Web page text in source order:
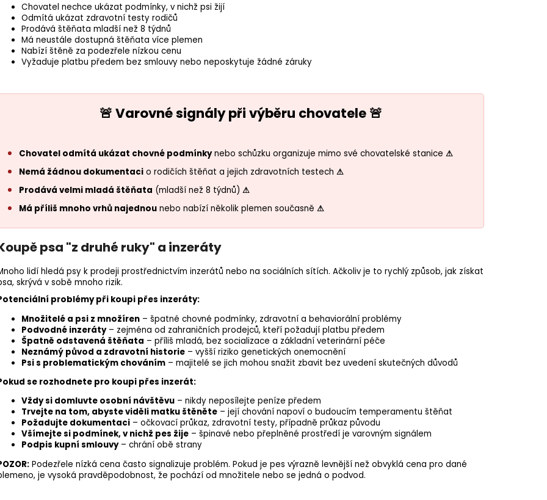
Chovatel nechce ukázat podmínky, v nichž psi žijí
Odmítá ukázat zdravotní testy rodičů
Prodává štěňata mladší než 8 týdnů
Má neustále dostupná štěňata více plemen
Nabízí štěně za podezřele nízkou cenu
Vyžaduje platbu předem bez smlouvy nebo neposkytuje žádné záruky
🚨 Varovné signály při výběru chovatele 🚨
Chovatel odmítá ukázat chovné podmínkynebo schůzku organizuje mimo své chovatelské stanice ⚠
Nemá žádnou dokumentaci o rodičích štěňat a jejich zdravotních testech ⚠
Prodává velmi mladá štěňata (mladší než 8 týdnů) ⚠
Má příliš mnoho vrhů najednou nebo nabízí několik plemen současně ⚠
psa "z druhé ruky" a inzeráty
lidí hledá psy k prodeji prostřednictvím inzerátů nebo na sociálních sítích. Ačkoliv je to rychlý způsob, jak získat
skrývá v sobě mnoho rizik.
problémy při koupi přes inzeráty:
Množitelé a psi z množíren – špatné chovné podmínky, zdravotní a behaviorální problémy
Podvodné inzeráty– zejména od zahraničních prodejců, kteří požadují platbu předem
Špatně odstavená štěňata – příliš mladá, bez socializace a základní veterinární péče
Neznámý původ a zdravotní historie – vyšší riziko genetických onemocnění
Psi s problematickým chováním – majitelé se jich mohou snažit zbavit bez uvedení skutečných důvodů
se rozhodnete pro koupi přes inzerát:
Vždy si domluvte osobní návštěvu – nikdy neposílejte peníze předem
Trvejte na tom, abyste viděli matku štěněte – její chování napoví o budoucím temperamentu štěňat
Požadujte dokumentaci – očkovací průkaz, zdravotní testy, případně průkaz původu
Všímejte si podmínek, v nichž pes žije – špinavé nebo přeplněné prostředí je varovným signálem
Podpis kupní smlouvy– chrání obě strany
Podezřele nízká cena často signalizuje problém. Pokud je pes výrazně levnější než obvyklá cena pro dané
je vysoká pravděpodobnost, že pochází od množitele nebo se jedná o podvod.